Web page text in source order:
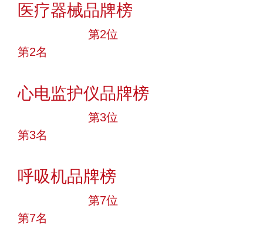
医疗器械品牌榜
第2位
第2名
心电监护仪品牌榜
第3位
第3名
呼吸机品牌榜
第7位
第7名